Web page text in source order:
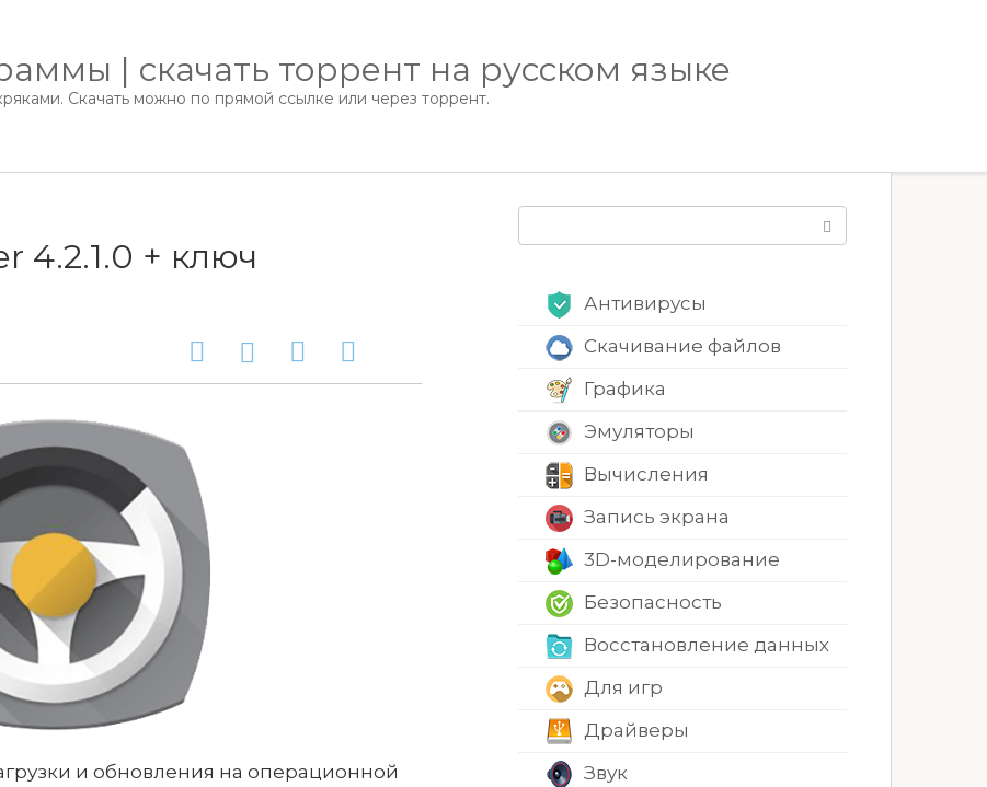
| скачать торрент на русском языке
Скачать можно по прямой ссылке или через торрент.
4.2.1.0 + ключ
и обновления на операционной
Антивирусы
Скачивание файлов
Графика
Эмуляторы
Вычисления
Запись экрана
3D-моделирование
Безопасность
Восстановление данных
Для игр
Драйверы
Звук